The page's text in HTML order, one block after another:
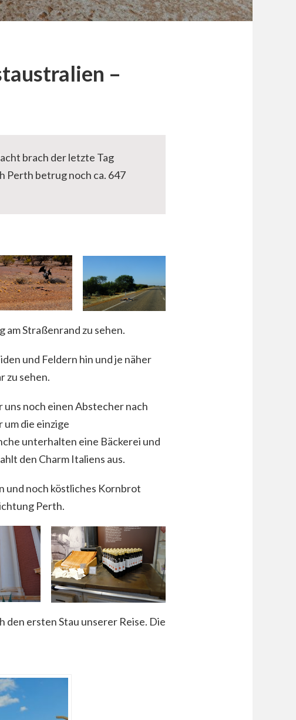
–
brach der letzte Tag
Perth betrug noch ca. 647
am Straßenrand zu sehen.
und Feldern hin und je näher
zu sehen.
noch einen Abstecher nach
die einzige
unterhalten eine Bäckerei und
den Charm Italiens aus.
und noch köstliches Kornbrot
Perth.
den ersten Stau unserer Reise. Die